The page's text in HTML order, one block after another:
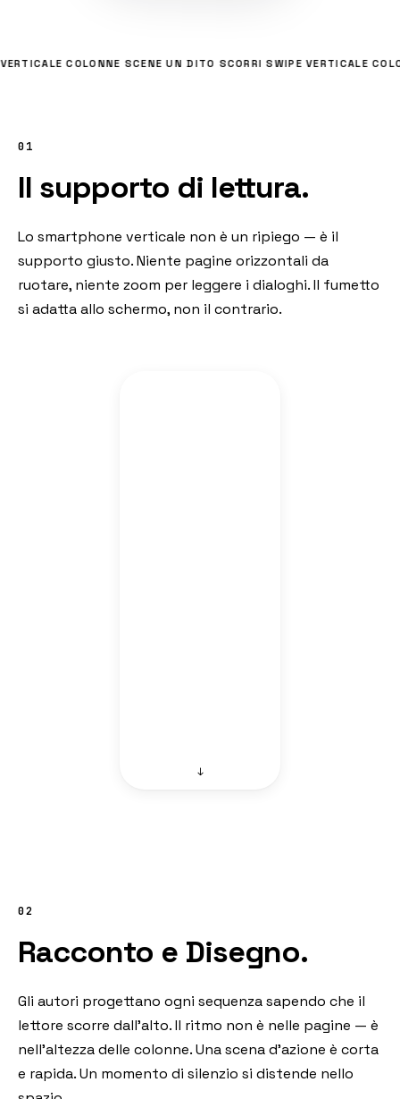
COLONNE SCENE UN DITO SCORRI SWIPE VERTICALE
01
Il supporto di lettura.
Lo smartphone verticale non è un ripiego — è il
supporto giusto. Niente pagine orizzontali da
ruotare, niente zoom per leggere i dialoghi. Il fumetto
si adatta allo schermo, non il contrario.
↓
02
Racconto e Disegno.
Gli autori progettano ogni sequenza sapendo che il
lettore scorre dall'alto. Il ritmo non è nelle pagine — è
nell'altezza delle colonne. Una scena d'azione è corta
e rapida. Un momento di silenzio si distende nello